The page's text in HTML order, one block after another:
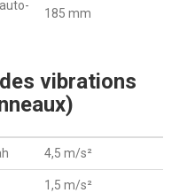
185 mm
vibrations
4,5 m/s²
1,5 m/s²